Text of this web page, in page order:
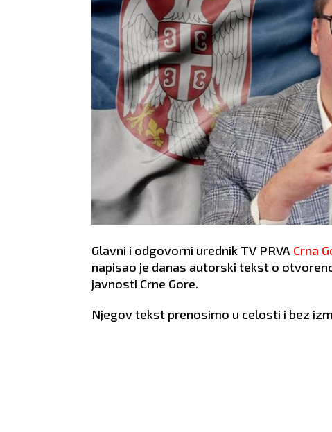
Glavni i odgovorni urednik TV PRVA Crna
napisao je danas autorski tekst o
javnosti Crne Gore.
Njegov tekst prenosimo u celosti i bez